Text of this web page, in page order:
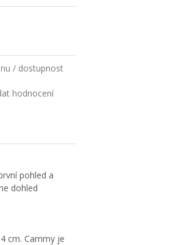
/ dostupnost
hodnocení
pohled a
dohled
cm. Cammy je